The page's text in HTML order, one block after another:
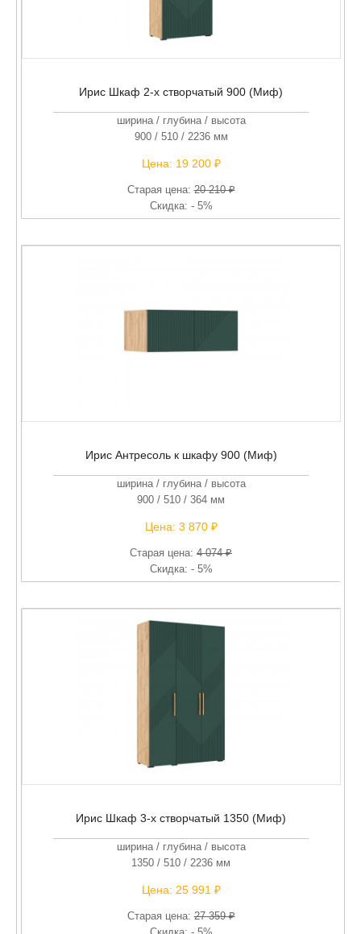
Ирис Шкаф 2-х створчатый 900 (Миф)
ширина / глубина / высота
900 / 510 / 2236 мм
Цена: 19 200 ₽
Старая цена:20 210 ₽
Скидка: - 5%
Ирис Антресоль к шкафу 900 (Миф)
ширина / глубина / высота
900 / 510 / 364 мм
Цена: 3 870 ₽
Старая цена: 4 074 ₽
Скидка: - 5%
Ирис Шкаф 3-х створчатый 1350 (Миф)
ширина / глубина / высота
1350 / 510 / 2236 мм
Цена: 25 991 ₽
Старая цена:27 359 ₽